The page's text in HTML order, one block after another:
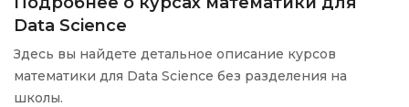
Data Science
Здесь вы найдете детальное описание курсов
математики для Data Science без разделения на
школы.